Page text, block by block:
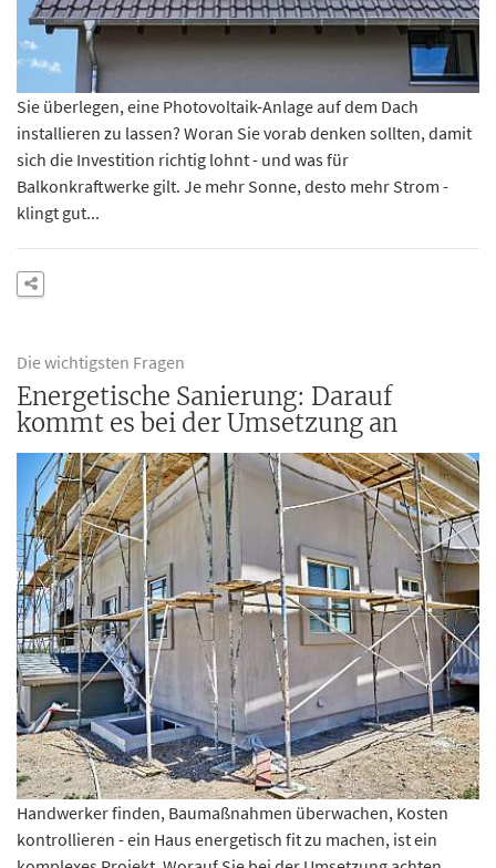
Sie überlegen, eine Photovoltaik-Anlage auf dem Dach
installieren zu lassen? Woran Sie vorab denken sollten, damit
sich die Investition richtig lohnt - und was für
Balkonkraftwerke gilt. Je mehr Sonne, desto mehr Strom -
klingt gut...
Die wichtigsten Fragen
Energetische Sanierung: Darauf
kommt es bei der Umsetzung an
Handwerker finden, Baumaßnahmen überwachen, Kosten
kontrollieren - ein Haus energetisch fit zu machen, ist ein